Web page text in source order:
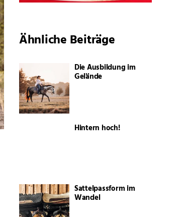
Ähnliche Beiträge
Die Ausbildung im
Gelände
Hintern hoch!
Sattelpassform im
Wandel